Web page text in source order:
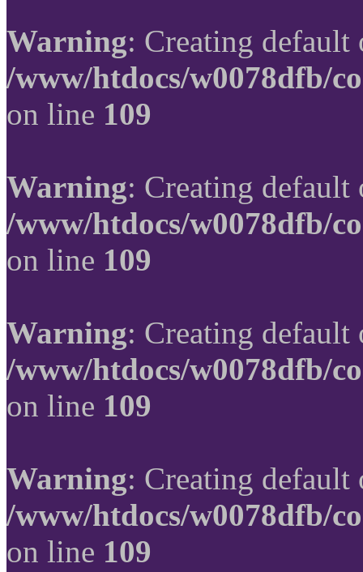
Warning: Creating
/www/htdocs/w0078dfb/
on line 109
Warning: Creating
/www/htdocs/w0078dfb/
on line 109
Warning: Creating
/www/htdocs/w0078dfb/
on line 109
Warning: Creating
/www/htdocs/w0078dfb/
on line 109